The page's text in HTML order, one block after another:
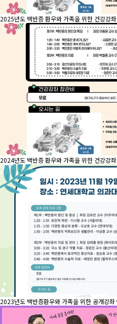
2025년도 백반증 환우와 가족을 위한 건강강좌
2024년도 백반증 환우와 가족을 위한 건강강좌
2023년도 백반증환우와 가족을 위한 공개강좌